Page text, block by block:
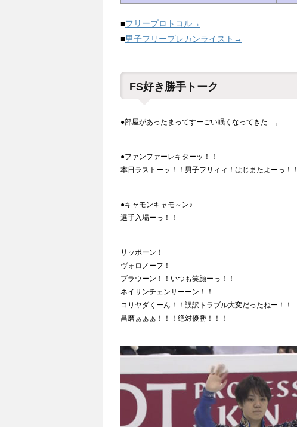
■フリープロトコル→
■男子フリープレカンライスト→
FS好き勝手トーク
●部屋があったまってすーごい眠くなってきた…。
●ファンファーレキターッ！！
本日ラストーッ！！男子フリィィ！はじまたよーっ！！
●キャモンキャモ～ン♪
選手入場ーっ！！
リッポーン！
ヴォロノーフ！
ブラウーン！！いつも笑顔ーっ！！
ネイサンチェンサーーン！！
コリヤダくーん！！誤訳トラブル大変だったねー！！
昌磨ぁぁぁ！！！絶対優勝！！！